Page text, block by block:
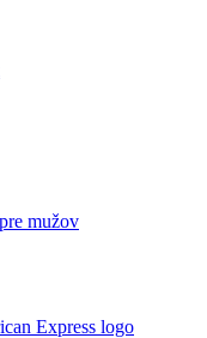
mužov